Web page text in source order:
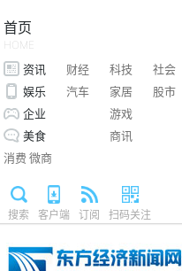
首页
HOME
资讯 财经 科技 社会
娱乐
汽车 家居 股市
企业
游戏
美食
商讯
消费 微商
搜索 客户端 订阅 扫码关注